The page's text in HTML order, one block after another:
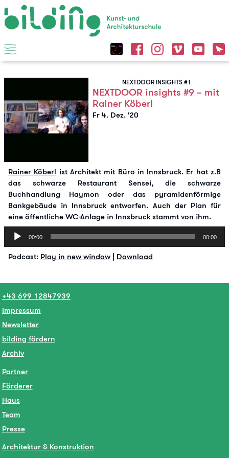
NEXTDOOR INSIGHTS #1
NEXTDOOR insights #9 – mit
Rainer Köberl
Fr 4. Dez. '20
Rainer Köberl ist Architekt mit Büro in Innsbruck. Er hat z.B
das schwarze Restaurant Sensei, die schwarze
Buchhandlung Haymon oder das pyramidenförmige
Bankgebäude in Innsbruck entworfen. Auch der Plan für
eine öffentliche WC-Anlage in Innsbruck stammt von ihm.
Audio-
Player
00:00 00:00
Podcast: Play in new window| Download
+43 699 12847939
Impressum
Newsletter
bilding fördern
Archiv
Partner
Förderer
Haus
Team
Presse
Architektur & Konstruktion